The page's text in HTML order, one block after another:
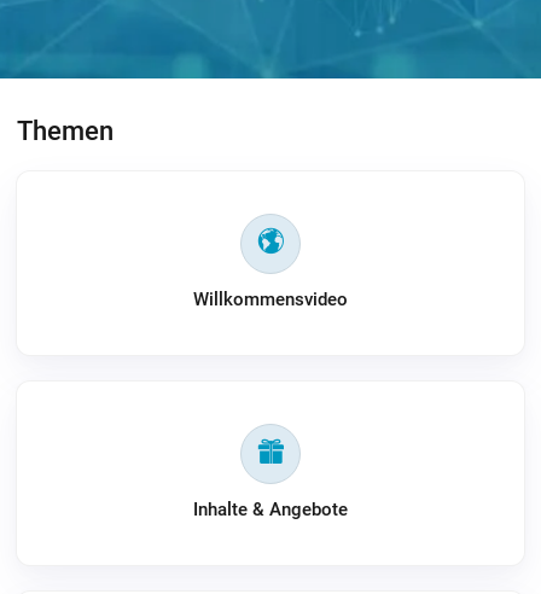
Themen
Willkommensvideo
Inhalte & Angebote